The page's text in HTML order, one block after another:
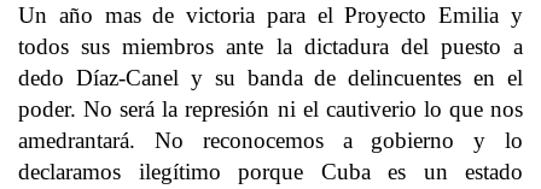
Un año mas de victoria para el Proyecto Emilia y
todos sus miembros ante la dictadura del puesto a
dedo Díaz-Canel y su banda de delincuentes en el
poder. No será la represión ni el cautiverio lo que nos
amedrantará. No reconocemos a gobierno y lo
declaramos ilegítimo porque Cuba es un estado